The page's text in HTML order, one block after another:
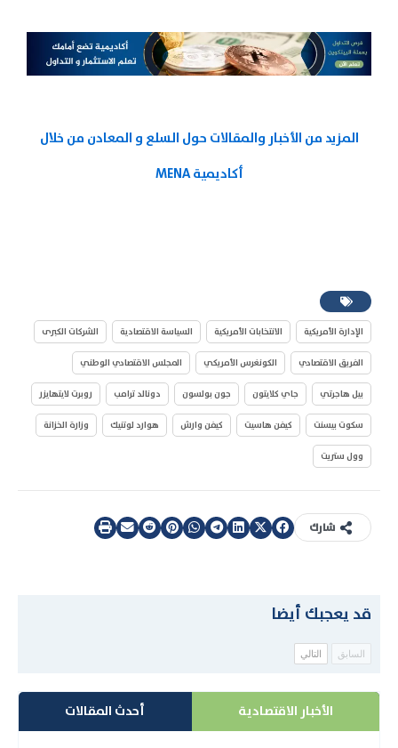
المزيد من الأخبار والمقالات حول السلع و المعادن من خلال
أكاديمية MENA
الإدارة الأمريكية الانتخابات الأمريكية السياسة الاقتصادية الشركات الكبرى
الفريق الاقتصادي الكونغرس الأمريكي المجلس الاقتصادي الوطني
بيل هاجرتي جاي كلايتون جون بولسون دونالد ترامب روبرت لايتهايزر
سكوت بيسنت كيفن هاسيت كيفن وارش هوارد لوتنيك وزارة الخزانة
وول ستريت
شارك
قد يعجبك أيضا
السابق التالي
الأخبار الاقتصادية أحدث المقالات